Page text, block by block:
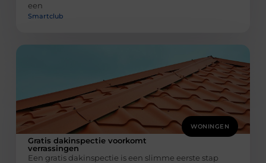
een
Smartclub
WONINGEN
Gratis dakinspectie voorkomt
verrassingen
Een gratis dakinspectie is een slimme eerste stap